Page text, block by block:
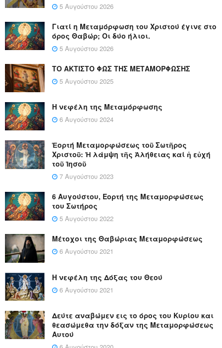
5 Αυγούστου 2026
Γιατί η Μεταμόρφωση του Χριστού έγινε στο
όρος Θαβώρ; Οι δύο ήλιοι.
5 Αυγούστου 2026
ΤΟ ΑΚΤΙΣΤΟ ΦΩΣ ΤΗΣ ΜΕΤΑΜΟΡΦΩΣΗΣ
5 Αυγούστου 2025
Η νεφέλη της Μεταμόρφωσης
6 Αυγούστου 2024
Ἑορτή Μεταμορφώσεως τοῦ Σωτῆρος
Χριστοῦ: Ἡ λάμψη τῆς Ἀλήθειας καί ἡ εὐχή
τοῦ Ἰησοῦ
7 Αυγούστου 2023
6 Αυγούστου, Εορτή της Μεταμορφώσεως
του Σωτήρος
5 Αυγούστου 2022
Μέτοχοι της Θαβώριας Μεταμορφώσεως
6 Αυγούστου 2021
Η νεφέλη της Δόξας του Θεού
6 Αυγούστου 2021
Δεύτε αναβώμεν εις το όρος του Κυρίου και
θεασώμεθα την δόξαν της Μεταμορφώσεως
Αυτού